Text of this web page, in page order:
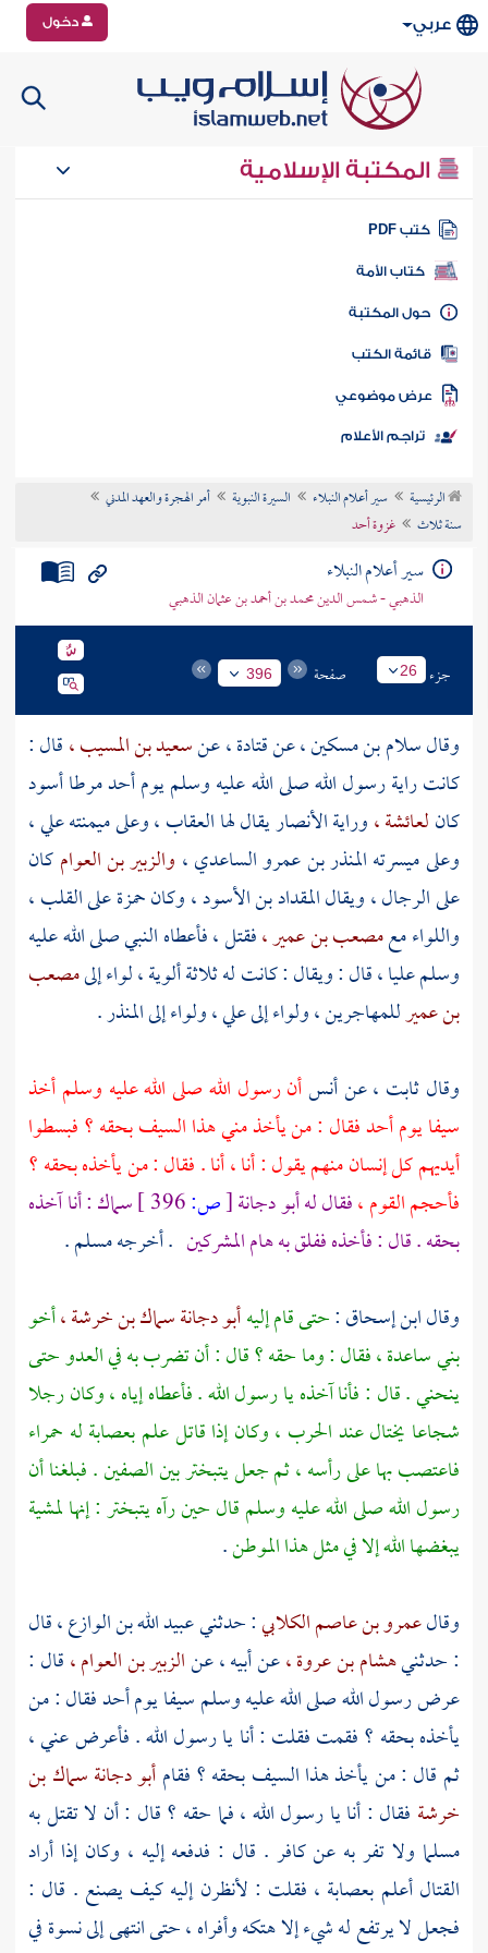
عربي دخول
المكتبة الإسلامية
كتب PDF
كتاب الأمة
المكتبة
الكتب
موضوعي
تراجم الأعلام
الرئيسية سير أعلام النبلاء السيرة النبوية
أمر الهجرة والعهد المدني
سنة ثلاث
غزوة أحد
سير أعلام النبلاء
الذهبي - شمس الدين محمد بن أحمد بن عثمان الذهبي
جزء 26 صفحة 396
وقالسلام بن مسكين ،عنقتادة ،عنسعيد بن المسيب ،قال :
كانت راية رسول الله صلى الله عليه وسلم يومأحدمرطا أسود
كانلعائشة ،ورايةالأنصاريقال لها العقاب ، وعلى ميمنتهعلي ،
وعلى ميسرتهالمنذر بن عمرو الساعدي ، والزبير بن العوامكان
على الرجال ، ويقالالمقداد بن الأسود ،وكانحمزةعلى القلب ،
واللواء معمصعب بن عمير ،فقتل ، فأعطاه النبي صلى الله عليه
وسلمعليا ،قال : ويقال : كانت له ثلاثة ألوية ، لواء إلىمصعب
بن عميرللمهاجرين ،ولواء إلىعلي ،ولواء إلىالمنذر.
وقالثابت ،عنأنسأن رسول الله صلى الله عليه وسلم أخذ
سيفا يومأحدفقال : من يأخذ مني هذا السيف بحقه ؟ فبسطوا
أيديهم كل إنسان منهم يقول : أنا ، أنا . فقال : من يأخذه بحقه ؟
فأحجم القوم ،فقال لهأبو دجانة[ص:
سماك : أنا آخذه
بحقه . قال : فأخذه ففلق به هام المشركين . أخرجهمسلم.
وقالابن إسحاق:حتى قام إليهأبو دجانة سماك بن خرشة ،أخو
بني ساعدة ،فقال : وما حقه ؟ قال : أن تضرب به في العدو حتى
ينحني . قال : فأنا آخذه يا رسول الله . فأعطاه إياه ، وكان رجلا
شجاعا يختال عند الحرب ، وكان إذا قاتل علم بعصابة له حمراء
فاعتصب بها على رأسه ، ثم جعل يتبختر بين الصفين . فبلغنا أن
رسول الله صلى الله عليه وسلم قال حين رآه يتبختر : إنها لمشية
يبغضها الله إلا في مثل هذا الموطن.
وقالعمرو بن عاصم الكلابي: حدثنيعبيد الله بن الوازع ،قال
: حدثنيهشام بن عروة ،عن أبيه ، عنالزبير بن العوام ،قال :
عرض رسول الله صلى الله عليه وسلم سيفا يومأحدفقال : من
يأخذه بحقه ؟ فقمت فقلت : أنا يا رسول الله . فأعرض عني ،
ثم قال : من يأخذ هذا السيف بحقه ؟ فقامأبو دجانة سماك بن
خرشة فقال : أنا يا رسول الله ، فما حقه ؟ قال : أن لا تقتل به
مسلما ولا تفر به عن كافر . قال : فدفعه إليه ، وكان إذا أراد
القتال أعلم بعصابة ، فقلت : لأنظرن إليه كيف يصنع . قال :
فجعل لا يرتفع له شيء إلا هتكه وأفراه ، حتى انتهى إلى نسوة في